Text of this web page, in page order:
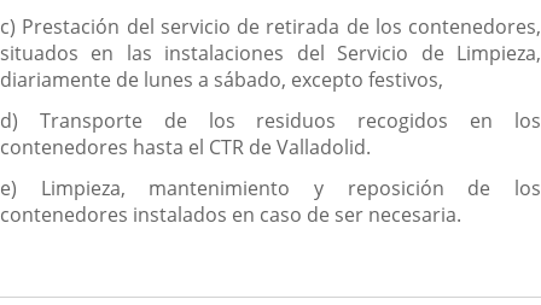
c) Prestación del servicio de retirada de los contenedores,
situados en las instalaciones del Servicio de Limpieza,
diariamente de lunes a sábado, excepto festivos,
d) Transporte de los residuos recogidos en los
contenedores hasta el CTR de Valladolid.
e) Limpieza, mantenimiento y reposición de los
contenedores instalados en caso de ser necesaria.